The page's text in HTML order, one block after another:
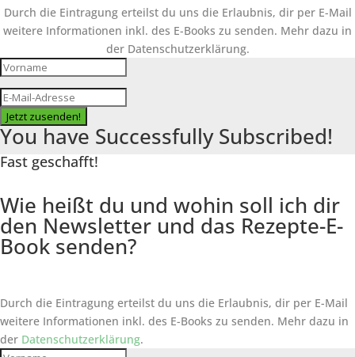
Durch die Eintragung erteilst du uns die Erlaubnis, dir per E-Mail
weitere Informationen inkl. des E-Books zu senden. Mehr dazu in
der Datenschutzerklärung.
Jetzt zusenden!
You have Successfully Subscribed!
Fast geschafft!
Wie heißt du und wohin soll ich dir
den Newsletter und das Rezepte-E-
Book senden?
Durch die Eintragung erteilst du uns die Erlaubnis, dir per E-Mail
weitere Informationen inkl. des E-Books zu senden. Mehr dazu in
der Datenschutzerklärung.